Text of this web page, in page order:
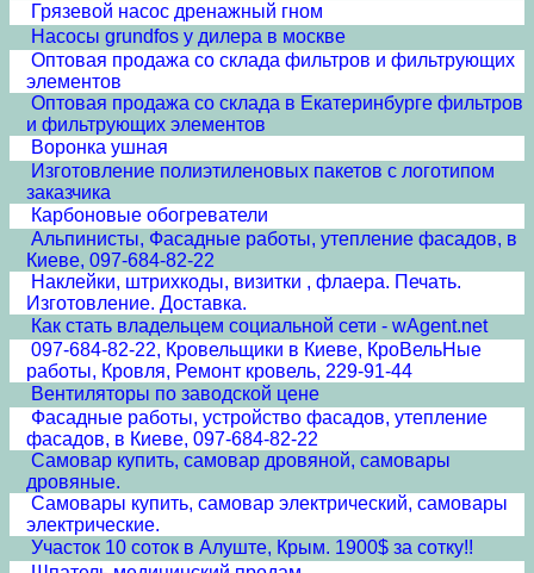
Грязевой насос дренажный гном
Насосы grundfos у дилера в москве
Оптовая продажа со склада фильтров и фильтрующих
элементов
Оптовая продажа со склада в Екатеринбурге фильтров
и фильтрующих элементов
Воронка ушная
Изготовление полиэтиленовых пакетов с логотипом
заказчика
Карбоновые обогреватели
Альпинисты, Фасадные работы, утепление фасадов, в
Киеве, 097-684-82-22
Наклейки, штрихкоды, визитки , флаера. Печать.
Изготовление. Доставка.
Как стать владельцем социальной сети - wAgent.net
097-684-82-22, Кровельщики в Киеве, КроВельНые
работы, Кровля, Ремонт кровель, 229-91-44
Вентиляторы по заводской цене
Фасадные работы, устройство фасадов, утепление
фасадов, в Киеве, 097-684-82-22
Самовар купить, самовар дровяной, самовары
дровяные.
Самовары купить, самовар электрический, самовары
электрические.
Участок 10 соток в Алуште, Крым. 1900$ за сотку!!